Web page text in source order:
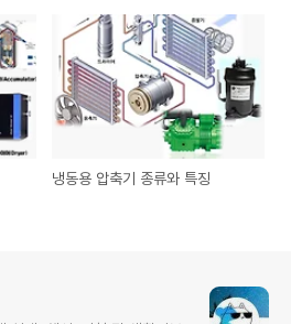
냉동용 압축기 종류와 특징